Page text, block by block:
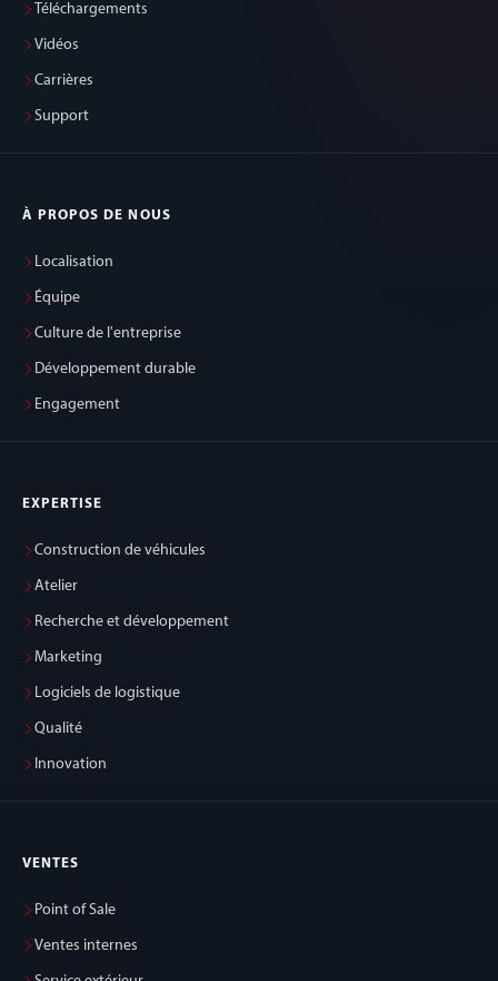
Téléchargements
Vidéos
Carrières
Support
À PROPOS DE NOUS
Localisation
Équipe
Culture de l'entreprise
Développement durable
Engagement
EXPERTISE
Construction de véhicules
Atelier
Recherche et développement
Marketing
Logiciels de logistique
Qualité
Innovation
VENTES
Point of Sale
Ventes internes